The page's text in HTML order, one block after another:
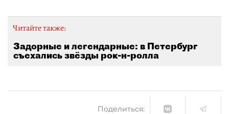
Читайте также:
Задорные и легендарные: в Петербург
съехались звёзды рок-н-ролла
Поделиться: